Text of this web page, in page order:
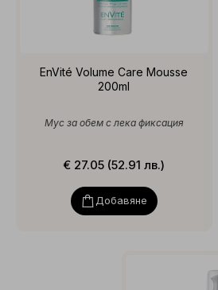
EnVité Volume Care Mousse
200ml
Мус за обем с лека фиксация
€ 27.05 (52.91 лв.)
Добавяне